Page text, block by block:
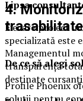
Lipsa
Fiecare proiect
specializată este
De ce să alegi
Profile Phoenix
4.
Managementul
transparență
destinate